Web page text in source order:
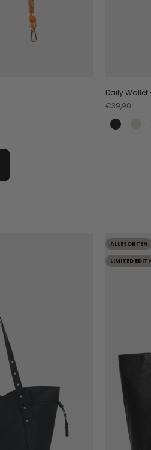
Daily Wallet
Angebot
€39,90
Black
ALLESORTEN
LIMITED